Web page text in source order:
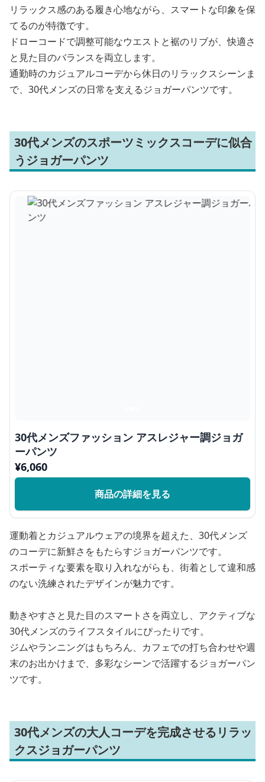
リラックス感のある履き心地ながら、スマートな印象を保
てるのが特徴です。
ドローコードで調整可能なウエストと裾のリブが、快適さ
と見た目のバランスを両立します。
通勤時のカジュアルコーデから休日のリラックスシーンま
で、30代メンズの日常を支えるジョガーパンツです。
30代メンズのスポーツミックスコーデに似合
うジョガーパンツ
30代メンズファッション アスレジャー調ジョガ
ーパンツ
¥6,060
商品の詳細を見る
運動着とカジュアルウェアの境界を超えた、30代メンズ
のコーデに新鮮さをもたらすジョガーパンツです。
スポーティな要素を取り入れながらも、街着として違和感
のない洗練されたデザインが魅力です。
動きやすさと見た目のスマートさを両立し、アクティブな
30代メンズのライフスタイルにぴったりです。
ジムやランニングはもちろん、カフェでの打ち合わせや週
末のお出かけまで、多彩なシーンで活躍するジョガーパン
ツです。
30代メンズの大人コーデを完成させるリラッ
クスジョガーパンツ